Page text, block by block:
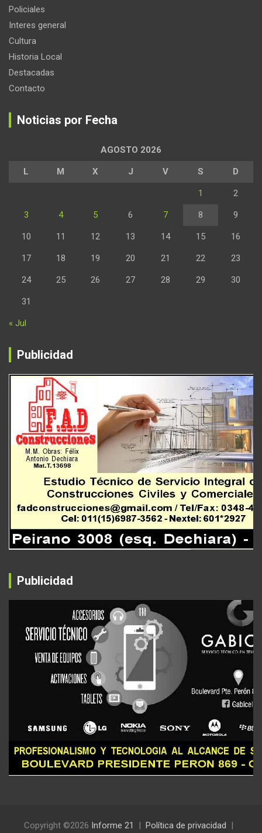
Policiales
Interes general
Cultura
Historia Local
Destacadas
Contacto
Noticias por Fecha
AGOSTO 2026
L M X J V S D
1 2
3 4 5 6 7 8 9
10 11 12 13 14 15 16
17 18 19 20 21 22 23
24 25 26 27 28 29 30
31
« Jul
Publicidad
Publicidad
Copyright ©2026 Informe 21 Política de privacidad